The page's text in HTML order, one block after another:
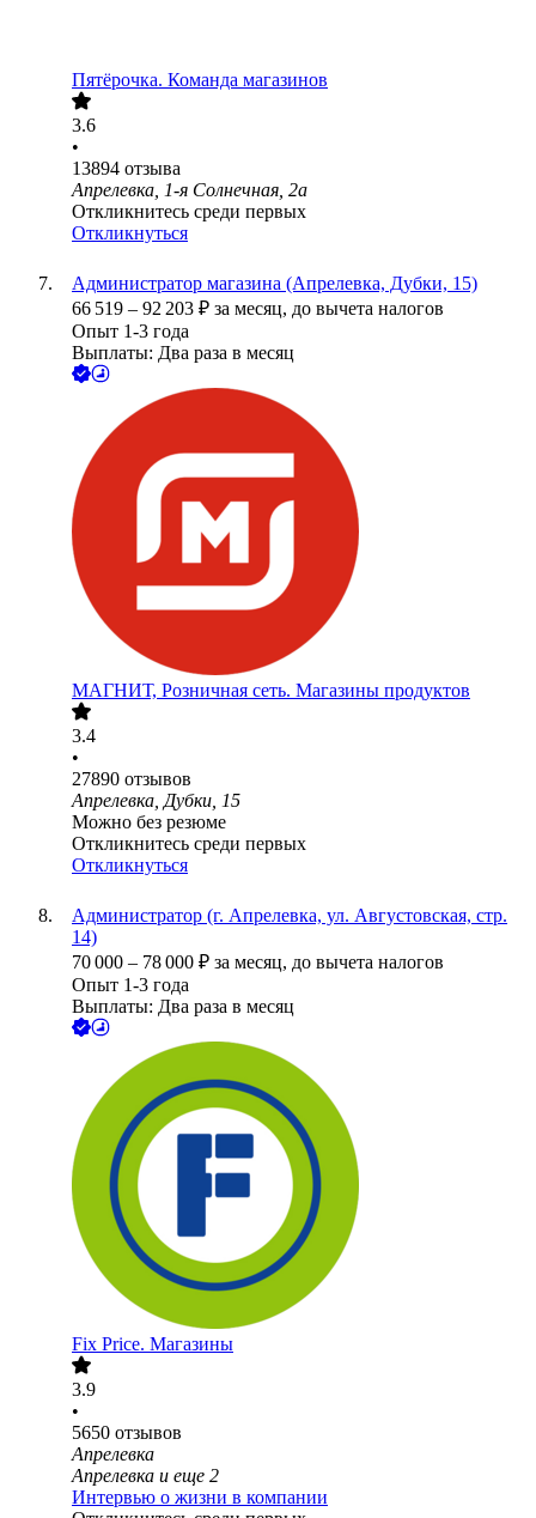
Пятёрочка. Команда магазинов
3.6
•
13894 отзыва
Апрелевка, 1-я Солнечная, 2а
Откликнитесь среди первых
Откликнуться
Администратор магазина (Апрелевка, Дубки, 15)
66 519 – 92 203 ₽ за месяц, до вычета налогов
Опыт 1-3 года
Выплаты: Два раза в месяц
МАГНИТ, Розничная сеть. Магазины продуктов
3.4
•
27890 отзывов
Апрелевка, Дубки, 15
Можно без резюме
Откликнитесь среди первых
Откликнуться
Администратор (г. Апрелевка, ул. Августовская, стр.
14)
70 000 – 78 000 ₽ за месяц, до вычета налогов
Опыт 1-3 года
Выплаты: Два раза в месяц
Fix Price. Магазины
3.9
•
5650 отзывов
Апрелевка
Апрелевка и еще 2
Интервью о жизни в компании